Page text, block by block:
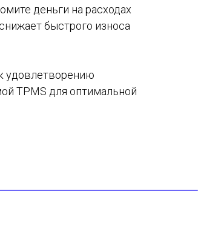
деньги на расходах
быстрого износа
удовлетворению
TPMS для оптимальной